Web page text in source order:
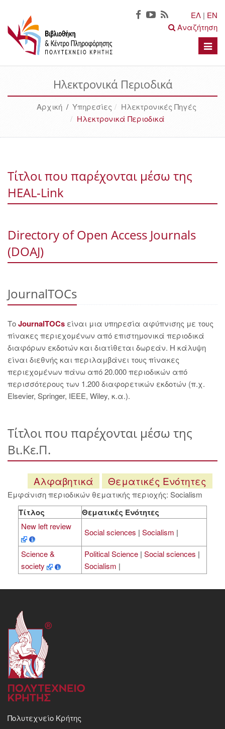
ΕΛ | EN
Αναζήτηση
Toggle
Ηλεκτρονικά Περιοδικά
Αρχική/ Υπηρεσίες
Ηλεκτρονικές Πηγές
Ηλεκτρονικά Περιοδικά
Τίτλοι που παρέχονται μέσω της
HEAL-Link
Directory of Open Access Journals
(DOAJ)
JournalTOCs
ΤοJournalTOCs είναι μια υπηρεσία αφύπνισης με τους
πίνακες περιεχομένων από επιστημονικά περιοδικά
διαφόρων εκδοτών και διατίθεται δωρεάν. Η κάλυψη
είναι διεθνής και περιλαμβάνει τους πίνακες
περιεχομένων πάνω από 20.000 περιοδικών από
περισσότερους των 1.200 διαφορετικών εκδοτών (π.χ.
Elsevier, Springer, IEEE, Wiley, κ.α.).
Τίτλοι που παρέχονται μέσω της
Βι.Κε.Π.
Αλφαβητικά Θεματικές Ενότητες
Εμφάνιση περιοδικών θεματικής περιοχής: Socialism
Τίτλος Θεματικές Ενότητες
New left review
Social sciences | Socialism |
Science &
society
Political Science | Social sciences |
Socialism |
Πολυτεχνείο Κρήτης